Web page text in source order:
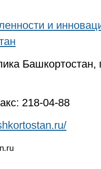
и
Башкортостан,
218-04-88